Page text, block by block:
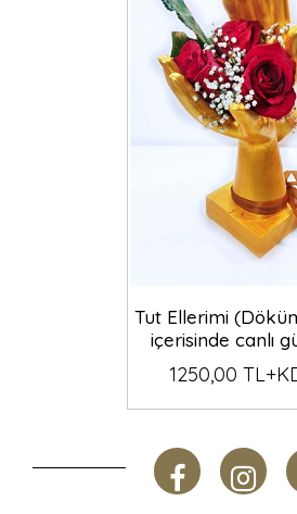
Tut Ellerimi
içerisinde canlı
1250,00